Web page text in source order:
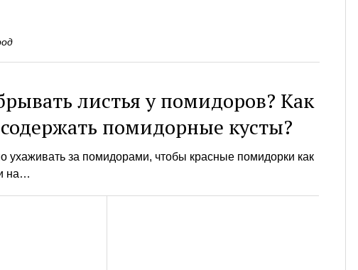
листья у помидоров? Как
помидорные кусты?
ухаживать за помидорами, чтобы красные помидорки как
на…